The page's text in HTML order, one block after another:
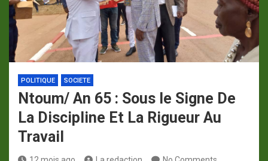
POLITIQUE SOCIETE
Ntoum/ An 65 : Sous le Signe De
La Discipline Et La Rigueur Au
Travail